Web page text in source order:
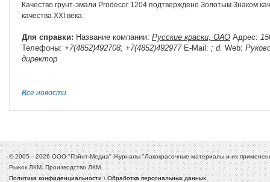
Качество грунт-эмали Prodecor 1204 подтверждено Золотым Знаком
качества XXI века.
Для справки: Название компании: Русские краски, ОАО Адрес:
Телефоны: +7(4852)492708; +7(4852)492977E-Mail: ; d. Web:
директор
Все новости
© 2005—2026 ООО "Пэйнт-Медиа" Журналы "Лакокрасочные материалы и их
Рынок ЛКМ. Производство ЛКМ.
Политика конфиденциальности\Обработка персональных данных